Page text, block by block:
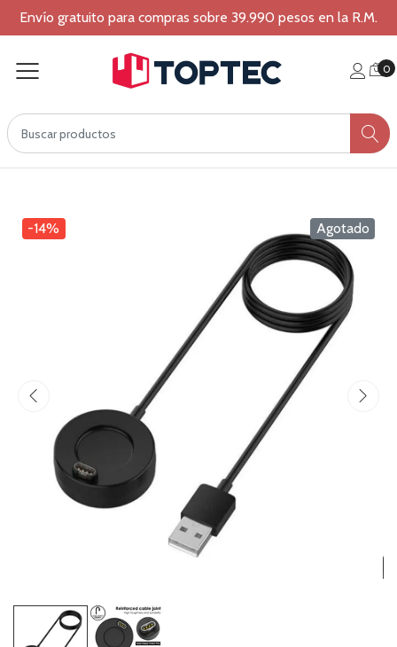
Envío gratuito para compras sobre 39.990 pesos en la R.M.
0
Agotado
-14%